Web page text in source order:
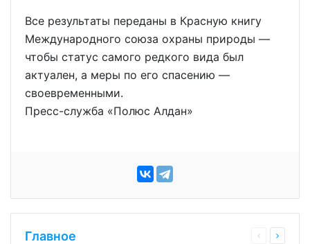
Все результаты переданы в Красную книгу
Международного союза охраны природы —
чтобы статус самого редкого вида был
актуален, а меры по его спасению —
своевременными.
Пресс-служба «Полюс Алдан»
Главное